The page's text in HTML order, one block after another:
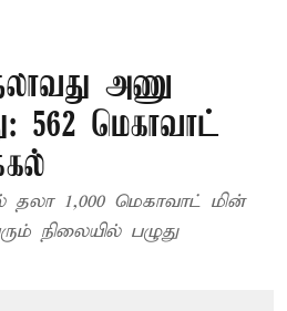
அணு
562 மெகாவாட்
1,000 மெகாவாட் மின்
நிலையில் பழுது